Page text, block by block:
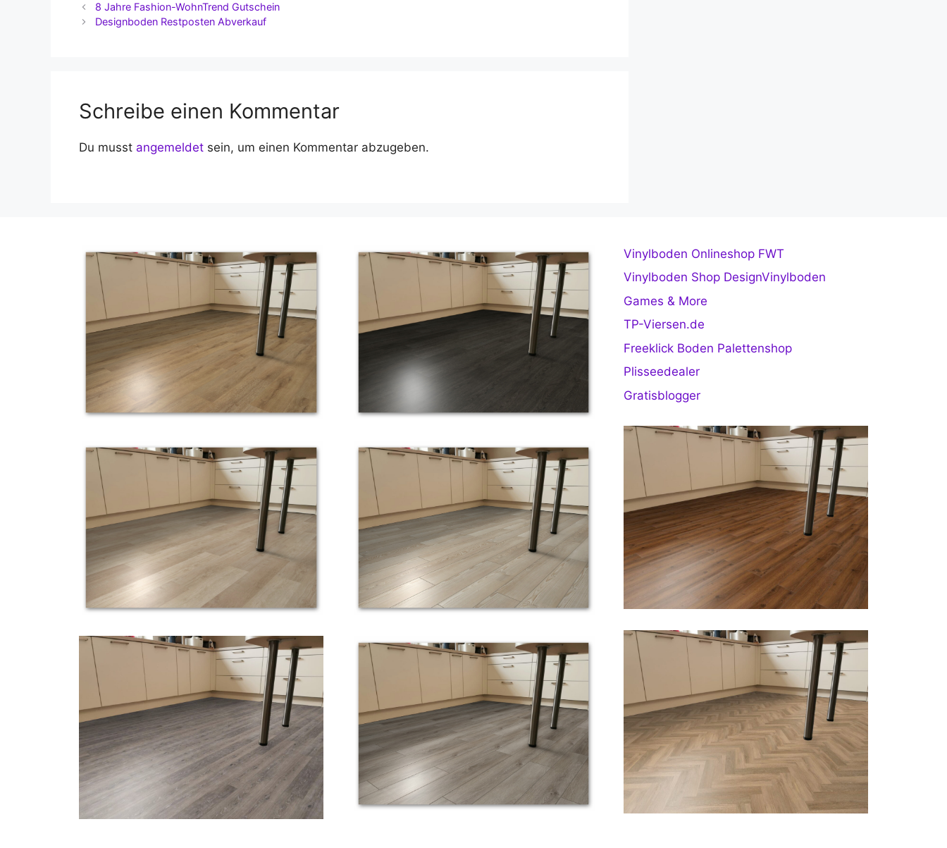
8 Jahre Fashion-WohnTrend Gutschein
Designboden Restposten Abverkauf
Schreibe einen Kommentar
Du musst angemeldet sein, um einen Kommentar abzugeben.
Vinylboden Onlineshop FWT
Vinylboden Shop DesignVinylboden
Games & More
TP-Viersen.de
Freeklick Boden Palettenshop
Plisseedealer
Gratisblogger